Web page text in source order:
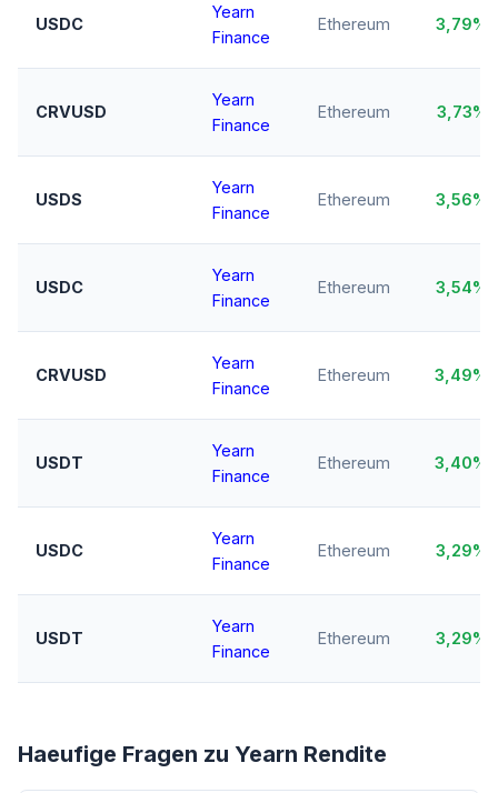
USDC
Yearn
Finance
Ethereum 3,79%
CRVUSD
Yearn
Finance
Ethereum 3,73%
USDS
Yearn
Finance
Ethereum 3,56%
USDC
Yearn
Finance
Ethereum 3,54%
CRVUSD
Yearn
Finance
Ethereum 3,49%
USDT
Yearn
Finance
Ethereum 3,40%
USDC
Yearn
Finance
Ethereum 3,29%
USDT
Yearn
Finance
Ethereum 3,29%
Haeufige Fragen zu Yearn Rendite